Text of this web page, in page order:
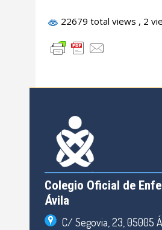
22679 total views , 2
Colegio Oficial de
Ávila
C/ Segovia, 23, 05005